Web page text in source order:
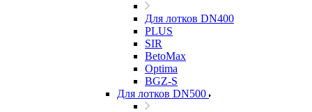
Для лотков DN400
PLUS
SIR
BetoMax
Optima
BGZ-S
Для лотков DN500